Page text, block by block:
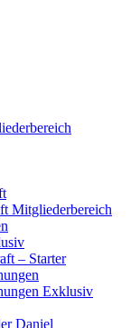
Mitgliederbereich
– Starter
Exklusiv
Daniel